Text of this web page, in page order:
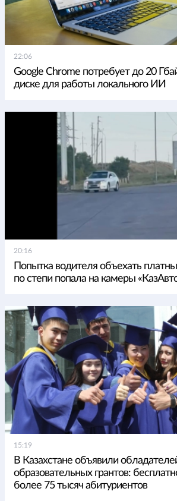
22:06
Google Chrome потребует до 20
диске для работы локального ИИ
20:16
Попытка водителя объехать
по степи попала на камеры
15:19
В Казахстане объявили
образовательных грантов:
более 75 тысяч абитуриентов